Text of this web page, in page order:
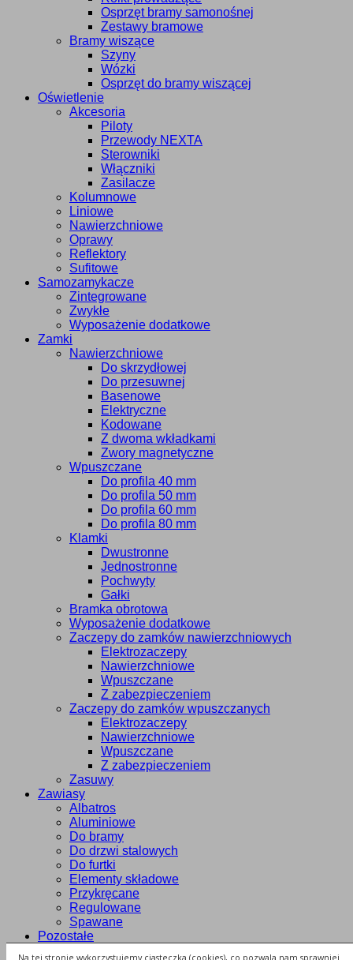
Na tej stronie wykorzystujemy ciasteczka (cookies), co pozwala nam sprawniej
Osprzęt bramy samonośnej
Zestawy bramowe
Bramy wiszące
Szyny
Wózki
Osprzęt do bramy wiszącej
Oświetlenie
Akcesoria
Piloty
Przewody NEXTA
Sterowniki
Włączniki
Zasilacze
Kolumnowe
Liniowe
Nawierzchniowe
Oprawy
Reflektory
Sufitowe
Samozamykacze
Zintegrowane
Zwykłe
Wyposażenie dodatkowe
Zamki
Nawierzchniowe
Do skrzydłowej
Do przesuwnej
Basenowe
Elektryczne
Kodowane
Z dwoma wkładkami
Zwory magnetyczne
Wpuszczane
Do profila 40 mm
Do profila 50 mm
Do profila 60 mm
Do profila 80 mm
Klamki
Dwustronne
Jednostronne
Pochwyty
Gałki
Bramka obrotowa
Wyposażenie dodatkowe
Zaczepy do zamków nawierzchniowych
Elektrozaczepy
Nawierzchniowe
Wpuszczane
Z zabezpieczeniem
Zaczepy do zamków wpuszczanych
Elektrozaczepy
Nawierzchniowe
Wpuszczane
Z zabezpieczeniem
Zasuwy
Zawiasy
Albatros
Aluminiowe
Do bramy
Do drzwi stalowych
Do furtki
Elementy składowe
Przykręcane
Regulowane
Spawane
Pozostałe